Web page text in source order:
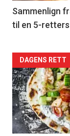
5
Sammenlign
til en 5-
Forsiden
akkurat
nå
-
DAGENS RETT